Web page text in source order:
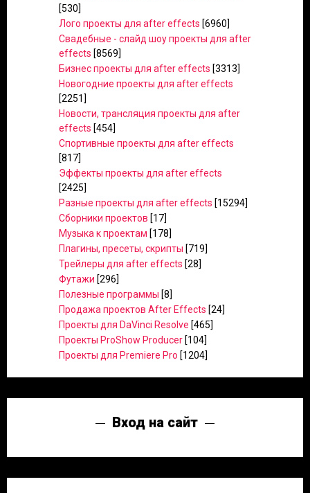
[530]
Лого проекты для after effects [6960]
Свадебные - слайд шоу проекты для after
effects [8569]
Бизнес проекты для after effects [3313]
Новогодние проекты для after effects
[2251]
Новости, трансляция проекты для after
effects [454]
Спортивные проекты для after effects
[817]
Эффекты проекты для after effects
[2425]
Разные проекты для after effects [15294]
Сборники проектов [17]
Музыка к проектам [178]
Плагины, пресеты, скрипты [719]
Трейлеры для after effects [28]
Футажи [296]
Полезные программы [8]
Продажа проектов After Effects [24]
Проекты для DaVinci Resolve [465]
Проекты ProShow Producer [104]
Проекты для Premiere Pro [1204]
Вход на сайт